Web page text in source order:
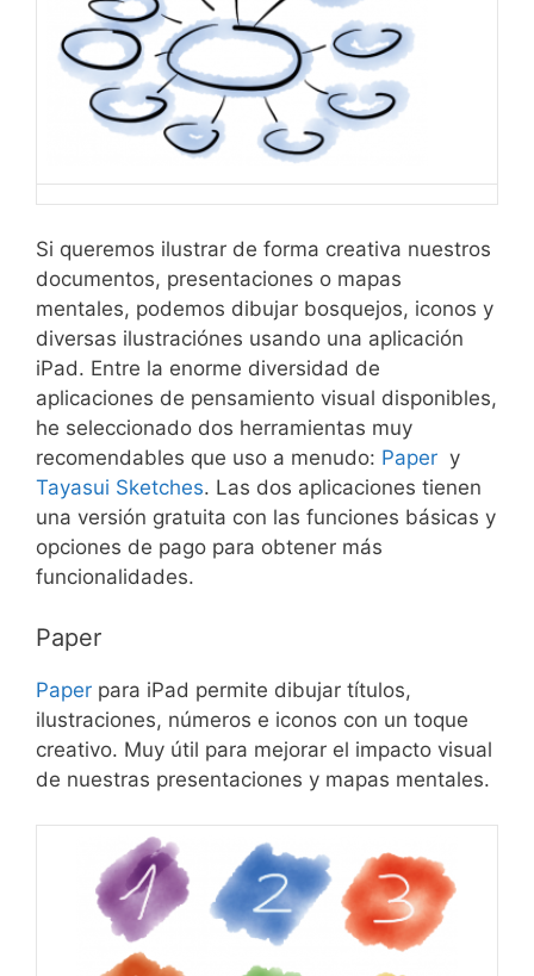
Si queremos ilustrar de forma creativa nuestros
documentos, presentaciones o mapas
mentales, podemos dibujar bosquejos, iconos y
diversas ilustraciónes usando una aplicación
iPad. Entre la enorme diversidad de
aplicaciones de pensamiento visual disponibles,
he seleccionado dos herramientas muy
recomendables que uso a menudo: Paper y
Tayasui Sketches. Las dos aplicaciones tienen
una versión gratuita con las funciones básicas y
opciones de pago para obtener más
funcionalidades.
Paper
Paper para iPad permite dibujar títulos,
ilustraciones, números e iconos con un toque
creativo. Muy útil para mejorar el impacto visual
de nuestras presentaciones y mapas mentales.